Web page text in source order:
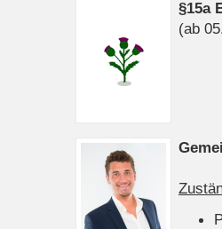
§15a
(ab